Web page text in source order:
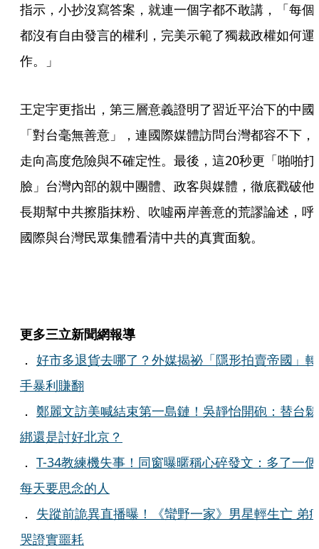
指示，小抄沒寫答案，就連一個字都不敢講，「每個
都沒有自由發言的權利，完美示範了獨裁政權如何運
作。」
王定宇更指出，第三層意義證明了習近平治下的中國
「對台毫無善意」，連國際媒體訪問台灣都容不下，
走向高度危險與不確定性。最後，這20秒更「啪啪打
臉」台灣內部的親中團體、政客與媒體，徹底戳破他
長期幫中共擦脂抹粉、吹噓兩岸善意的荒謬論述，呼
國際與台灣民眾集體看清中共的真實面貌。
更多三立新聞網報導
． 好市多退貨去哪了？外媒揭祕「隱形拍賣帝國」轉
手暴利賺翻
． 鄭麗文訪美喊結束第一島鏈！吳靜怡開砲：替台鬆
綁還是討好北京？
． T-34教練機失事！同窗曝暱稱心碎發文：多了一個
每天要思念的人
． 失蹤前詭異直播曝！《蠻野一家》男星輕生亡 弟
哭證實噩耗